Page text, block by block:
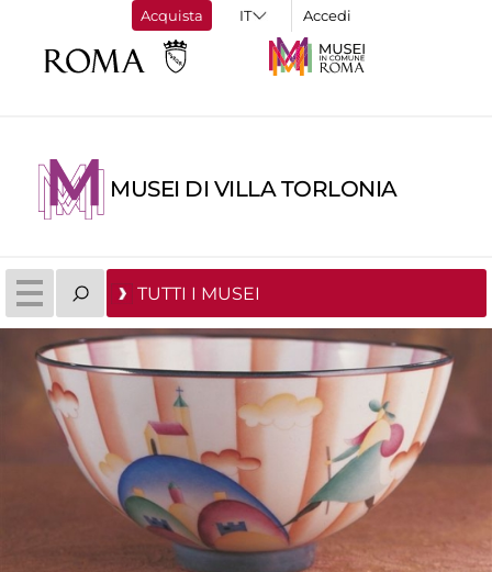
Acquista Accedi
MUSEI DI VILLA TORLONIA
TUTTI I MUSEI